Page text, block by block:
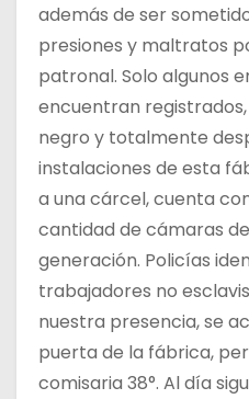
además de ser
presiones y maltratos
patronal. Solo algunos
encuentran
negro y totalmente
instalaciones de esta
a una cárcel, cuenta
cantidad de cámaras
generación. Policías
trabajadores no
nuestra presencia, se
puerta de la fábrica,
comisaria 38°. Al día